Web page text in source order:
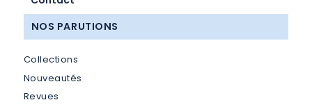
NOS PARUTIONS
Collections
Nouveautés
Revues